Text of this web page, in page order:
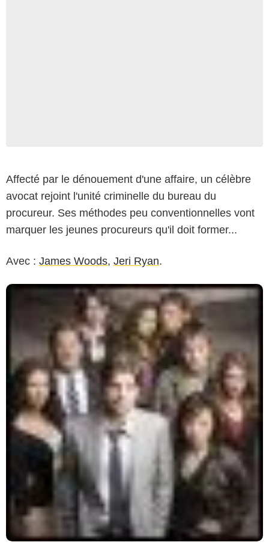
Affecté par le dénouement d'une affaire, un célèbre
avocat rejoint l'unité criminelle du bureau du
procureur. Ses méthodes peu conventionnelles vont
marquer les jeunes procureurs qu'il doit former...
Avec : James Woods, Jeri Ryan.